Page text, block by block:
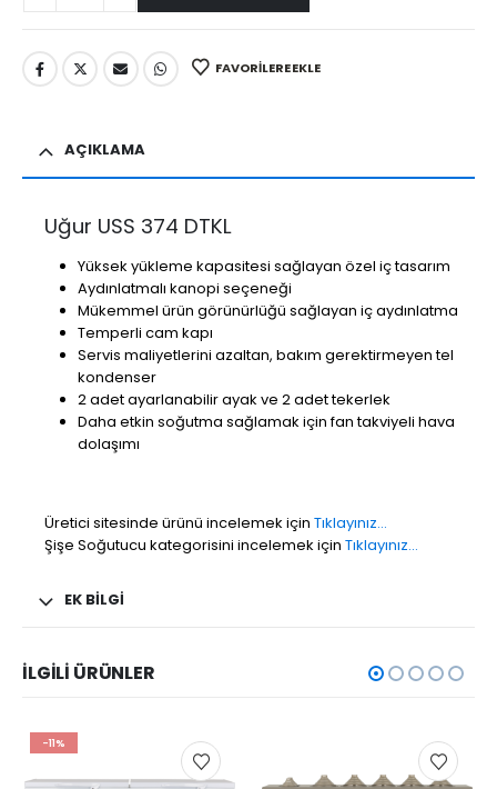
FAVORILERE EKLE
AÇIKLAMA
Uğur USS 374 DTKL
Yüksek yükleme kapasitesi sağlayan özel iç tasarım
Aydınlatmalı kanopi seçeneği
Mükemmel ürün görünürlüğü sağlayan iç aydınlatma
Temperli cam kapı
Servis maliyetlerini azaltan, bakım gerektirmeyen tel
kondenser
2 adet ayarlanabilir ayak ve 2 adet tekerlek
Daha etkin soğutma sağlamak için fan takviyeli hava
dolaşımı
Üretici sitesinde ürünü incelemek için Tıklayınız…
Şişe Soğutucu kategorisini incelemek için Tıklayınız…
EK BILGI
İLGILI ÜRÜNLER
-11%